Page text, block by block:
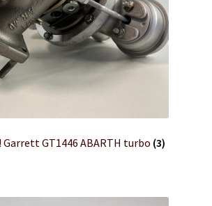
GT1446 ABARTH turbo (3)